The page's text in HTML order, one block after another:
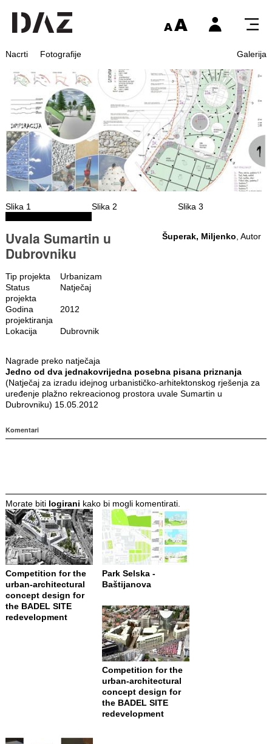
Nacrti Fotografije Galerija
Slika 1 Slika 2 Slika 3
Uvala Sumartin u
Dubrovniku
Šuperak, Miljenko , Autor
Tip projekta
Urbanizam
Status
projekta
Natječaj
Godina
projektiranja
2012
Lokacija Dubrovnik
Nagrade preko natječaja
Jedno od dva jednakovrijedna posebna pisana priznanja
(Natječaj za izradu idejnog urbanističko-arhitektonskog rješenja za
uređenje plažno rekreacionog prostora uvale Sumartin u
Dubrovniku) 15.05.2012
Komentari
Morate biti logirani kako bi mogli komentirati.
Competition for the
urban-architectural
concept design for
the BADEL SITE
redevelopment
Park Selska -
Baštijanova
Competition for the
urban-architectural
concept design for
the BADEL SITE
redevelopment